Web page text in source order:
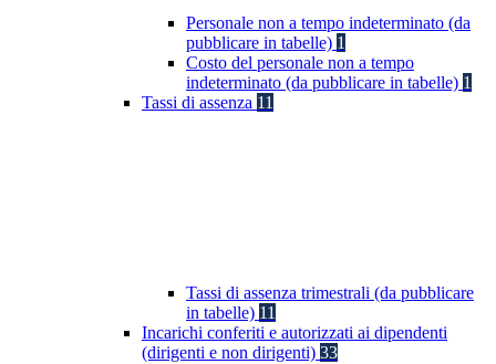
Personale non a tempo indeterminato (da
pubblicare in tabelle) 1
Costo del personale non a tempo
indeterminato (da pubblicare in tabelle) 1
Tassi di assenza 11
Tassi di assenza trimestrali (da pubblicare
in tabelle) 11
Incarichi conferiti e autorizzati ai dipendenti
(dirigenti e non dirigenti) 33